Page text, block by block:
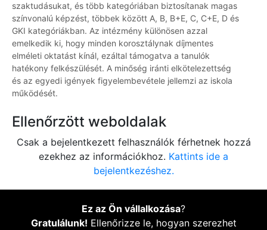
szaktudásukat, és több kategóriában biztosítanak magas
színvonalú képzést, többek között A, B, B+E, C, C+E, D és
GKI kategóriákban. Az intézmény különösen azzal
emelkedik ki, hogy minden korosztálynak díjmentes
elméleti oktatást kínál, ezáltal támogatva a tanulók
hatékony felkészülését. A minőség iránti elkötelezettség
és az egyedi igények figyelembevétele jellemzi az iskola
működését.
Ellenőrzött weboldalak
Csak a bejelentkezett felhasználók férhetnek hozzá
ezekhez az információkhoz. Kattints ide a
bejelentkezéshez.
Ez az Ön vállalkozása?
Gratulálunk! Ellenőrizze le, hogyan szerezhet